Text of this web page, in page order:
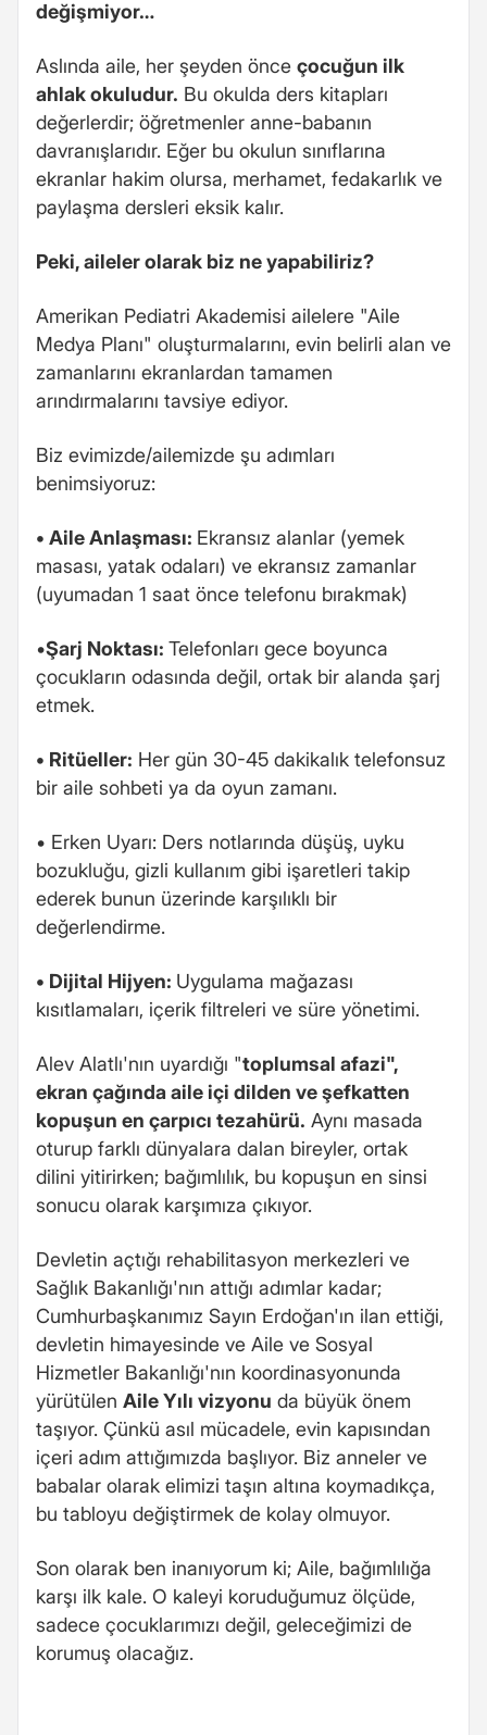
değişmiyor…
Aslında aile, her şeyden önce çocuğun ilk
ahlak okuludur. Bu okulda ders kitapları
değerlerdir; öğretmenler anne-babanın
davranışlarıdır. Eğer bu okulun sınıflarına
ekranlar hakim olursa, merhamet, fedakarlık ve
paylaşma dersleri eksik kalır.
Peki, aileler olarak biz ne yapabiliriz?
Amerikan Pediatri Akademisi ailelere "Aile
Medya Planı" oluşturmalarını, evin belirli alan ve
zamanlarını ekranlardan tamamen
arındırmalarını tavsiye ediyor.
Biz evimizde/ailemizde şu adımları
benimsiyoruz:
• Aile Anlaşması: Ekransız alanlar (yemek
masası, yatak odaları) ve ekransız zamanlar
(uyumadan 1 saat önce telefonu bırakmak)
•Şarj Noktası: Telefonları gece boyunca
çocukların odasında değil, ortak bir alanda şarj
etmek.
• Ritüeller: Her gün 30-45 dakikalık telefonsuz
bir aile sohbeti ya da oyun zamanı.
• Erken Uyarı: Ders notlarında düşüş, uyku
bozukluğu, gizli kullanım gibi işaretleri takip
ederek bunun üzerinde karşılıklı bir
değerlendirme.
• Dijital Hijyen: Uygulama mağazası
kısıtlamaları, içerik filtreleri ve süre yönetimi.
Alev Alatlı'nın uyardığı "toplumsal afazi",
ekran çağında aile içi dilden ve şefkatten
kopuşun en çarpıcı tezahürü. Aynı masada
oturup farklı dünyalara dalan bireyler, ortak
dilini yitirirken; bağımlılık, bu kopuşun en sinsi
sonucu olarak karşımıza çıkıyor.
Devletin açtığı rehabilitasyon merkezleri ve
Sağlık Bakanlığı'nın attığı adımlar kadar;
Cumhurbaşkanımız Sayın Erdoğan'ın ilan ettiği,
devletin himayesinde ve Aile ve Sosyal
Hizmetler Bakanlığı'nın koordinasyonunda
yürütülen Aile Yılı vizyonu da büyük önem
taşıyor. Çünkü asıl mücadele, evin kapısından
içeri adım attığımızda başlıyor. Biz anneler ve
babalar olarak elimizi taşın altına koymadıkça,
bu tabloyu değiştirmek de kolay olmuyor.
Son olarak ben inanıyorum ki; Aile, bağımlılığa
karşı ilk kale. O kaleyi koruduğumuz ölçüde,
sadece çocuklarımızı değil, geleceğimizi de
korumuş olacağız.